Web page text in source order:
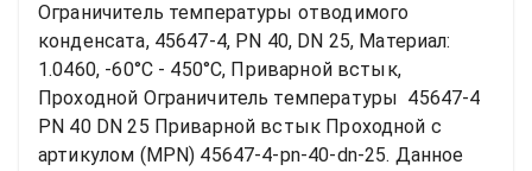
Ограничитель температуры отводимого
конденсата, 45647-4, PN 40, DN 25, Материал:
1.0460, -60°C - 450°C, Приварной встык,
Проходной Ограничитель температуры  45647-4
PN 40 DN 25 Приварной встык Проходной с
артикулом (MPN) 45647-4-pn-40-dn-25. Данное